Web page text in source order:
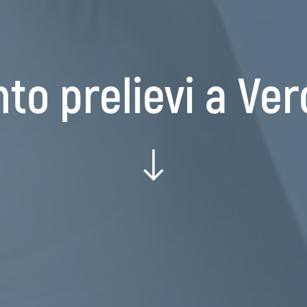
prelievi a